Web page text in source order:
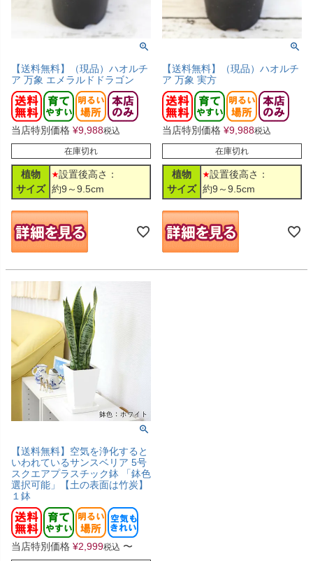
【送料無料】（現品）ハオルチ
ア 万象 エメラルドドラゴン
当店特別価格 ¥9,988税込
在庫切れ
植物
サイズ
設置後高さ：
約9～9.5cm
【送料無料】（現品）ハオルチ
ア 万象 実方
当店特別価格 ¥9,988税込
在庫切れ
植物
サイズ
設置後高さ：
約9～9.5cm
【送料無料】空気を浄化すると
いわれているサンスベリア 5号
スクエアプラスチック鉢 「鉢色
選択可能」【土の表面は竹炭】
１鉢
当店特別価格 ¥2,999税込 〜